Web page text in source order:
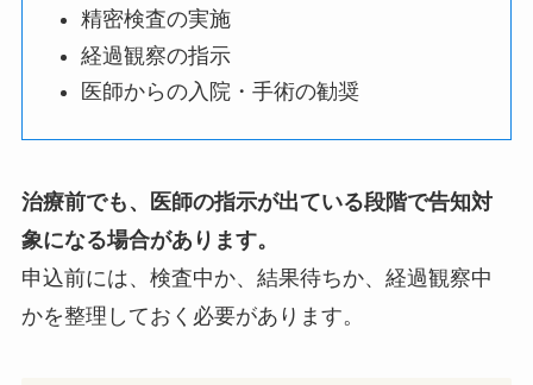
精密検査の実施
経過観察の指示
医師からの入院・手術の勧奨
治療前でも、医師の指示が出ている段階で告知対
象になる場合があります。
申込前には、検査中か、結果待ちか、経過観察中
かを整理しておく必要があります。